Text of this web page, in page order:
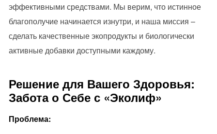
эффективными средствами. Мы верим, что истинное
благополучие начинается изнутри, и наша миссия –
сделать качественные экопродукты и биологически
активные добавки доступными каждому.
Решение для Вашего Здоровья:
Забота о Себе с «Эколиф»
Проблема: